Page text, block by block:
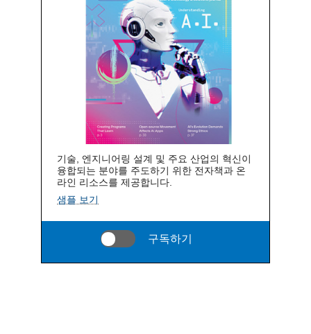
기술, 엔지니어링 설계 및 주요 산업의 혁신이
융합되는 분야를 주도하기 위한 전자책과 온
라인 리소스를 제공합니다.
샘플 보기
구독하기